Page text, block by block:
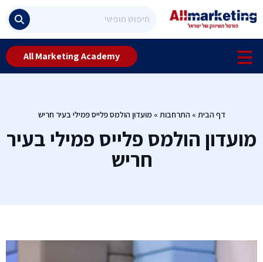
All Marketing Academy
דף הבית »התרחבות » מועדון הולמס פלייס פמילי בעיר חריש
מועדון הולמס פלייס פמילי בעיר
חריש